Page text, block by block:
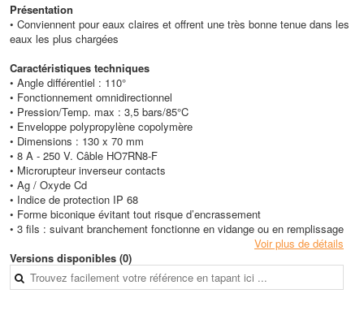
Présentation
• Conviennent pour eaux claires et offrent une très bonne tenue dans les
eaux les plus chargées
Caractéristiques techniques
• Angle différentiel : 110°
• Fonctionnement omnidirectionnel
• Pression/Temp. max : 3,5 bars/85°C
• Enveloppe polypropylène copolymère
• Dimensions : 130 x 70 mm
• 8 A - 250 V. Câble HO7RN8-F
• Microrupteur inverseur contacts
• Ag / Oxyde Cd
• Indice de protection IP 68
• Forme biconique évitant tout risque d’encrassement
• 3 fils : suivant branchement fonctionne en vidange ou en remplissage
Voir plus de détails
Versions disponibles (0)